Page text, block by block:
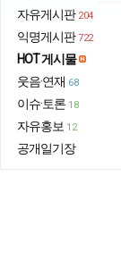
자유게시판 204
익명게시판 722
HOT 게시물
웃음·연재 68
이슈·토론 18
자유홍보 12
공개일기장